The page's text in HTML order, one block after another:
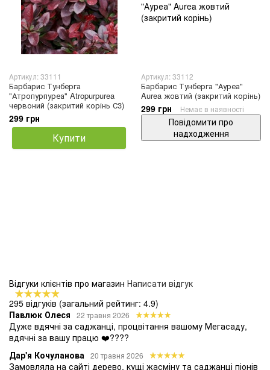
Артикул: 33111
Барбарис Тунберга
"Атропурпуреа" Atropurpurea
червоний (закритий корінь С3)
299 грн
Купити
Артикул: 33112
Барбарис Тунберга "Ауреа"
Aurea жовтий (закритий корінь)
299 грн Немає в наявності
Повідомити про
надходження
Відгуки клієнтів про магазин Написати відгук
295 відгуків (загальний рейтинг: 4.9)
Павлюк Олеся
22 травня 2026
Дуже вдячні за саджанці, процвітання вашому Мегасаду,
вдячні за вашу працю ❤️????
Дар'я Кочуланова 20 травня 2026
Замовляла на сайті дерево, кущі жасміну та саджанці піонів